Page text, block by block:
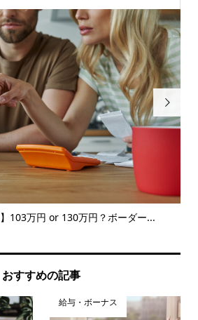
103万円 or 130万円？ボーダー...

おすすめの記事
給与・ボーナス